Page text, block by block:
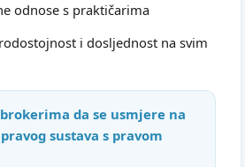
odnose s praktičarima
i dosljednost na svim
da se usmjere na
sustava s pravom